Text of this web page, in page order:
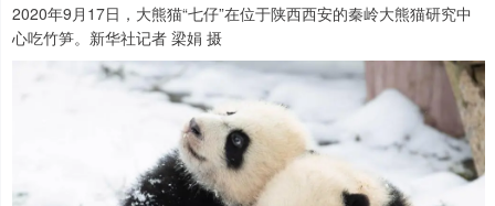
2020年9月17日，大熊猫“七仔”在位于陕西西安的秦岭大熊猫研究中
心吃竹笋。新华社记者 梁娟 摄